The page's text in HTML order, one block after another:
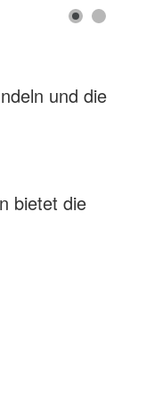
und die
bietet die